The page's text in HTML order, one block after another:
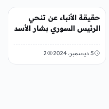
عربي ودولي
حقيقة الأنباء عن تنحي
الرئيس السوري بشار الأسد
5 ديسمبر، 2024 2